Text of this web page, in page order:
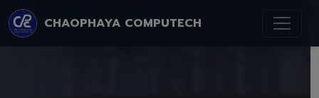
CHAOPHAYA COMPUTECH